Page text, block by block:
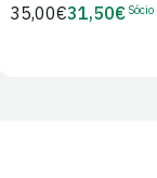
Preço
35,00€Preço
31,50€ Sócio